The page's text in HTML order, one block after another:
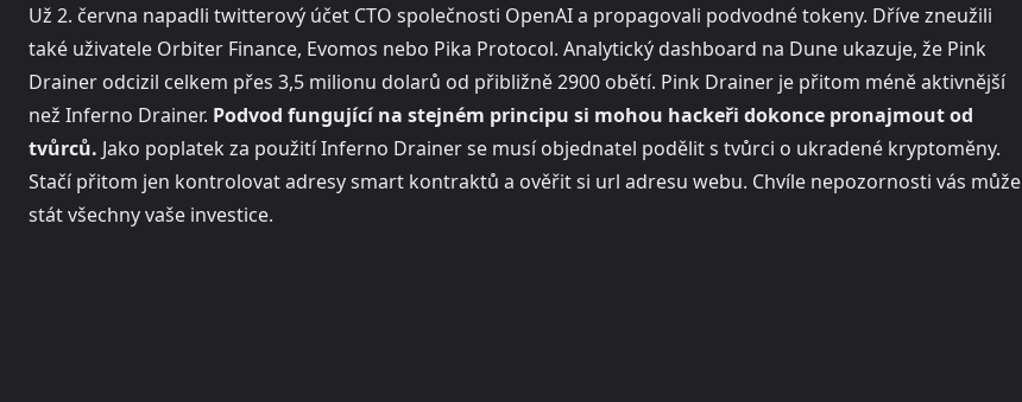
Už 2. června napadli twitterový účet CTO společnosti OpenAI a propagovali podvodné tokeny. Dříve zneužili
také uživatele Orbiter Finance, Evomos nebo Pika Protocol. Analytický dashboard na Dune ukazuje, že Pink
Drainer odcizil celkem přes 3,5 milionu dolarů od přibližně 2900 obětí. Pink Drainer je přitom méně aktivnější
než Inferno Drainer. Podvod fungující na stejném principu si mohou hackeři dokonce pronajmout od
tvůrců. Jako poplatek za použití Inferno Drainer se musí objednatel podělit s tvůrci o ukradené kryptoměny.
Stačí přitom jen kontrolovat adresy smart kontraktů a ověřit si url adresu webu. Chvíle nepozornosti vás může
stát všechny vaše investice.